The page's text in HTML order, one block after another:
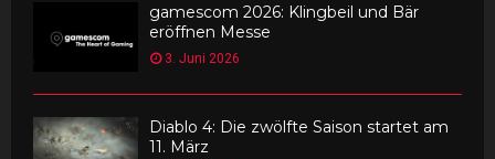
gamescom 2026: Klingbeil und Bär
eröffnen Messe
3. Juni 2026
Diablo 4: Die zwölfte Saison startet am
11. März